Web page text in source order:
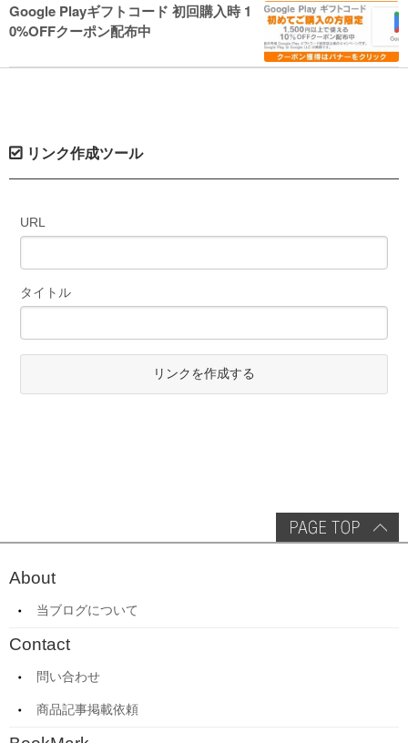
Google Playギフトコード 初回購入時 1
0%OFFクーポン配布中
リンク作成ツール
URL
タイトル
リンクを作成する
About
当ブログについて
Contact
問い合わせ
商品記事掲載依頼